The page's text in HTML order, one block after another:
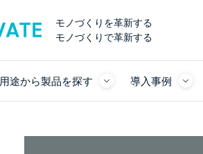
モノづくりを革新する
モノづくりで革新する
用途から製品を探す 導入事例